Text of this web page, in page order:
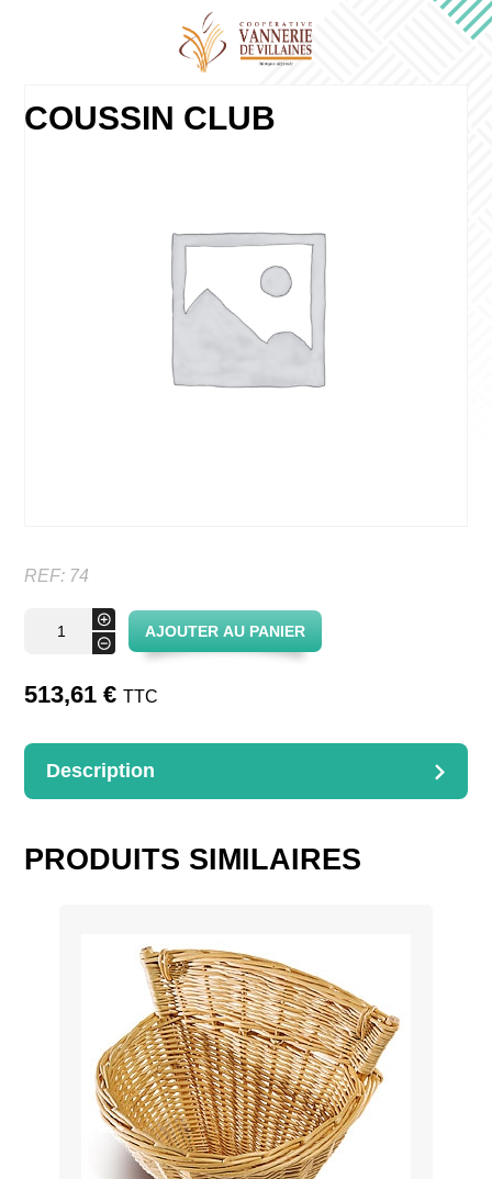
COUSSIN CLUB
REF: 74
-
+
AJOUTER AU PANIER
513,61€ TTC
Description
Dimensions : 53×53
PRODUITS SIMILAIRES